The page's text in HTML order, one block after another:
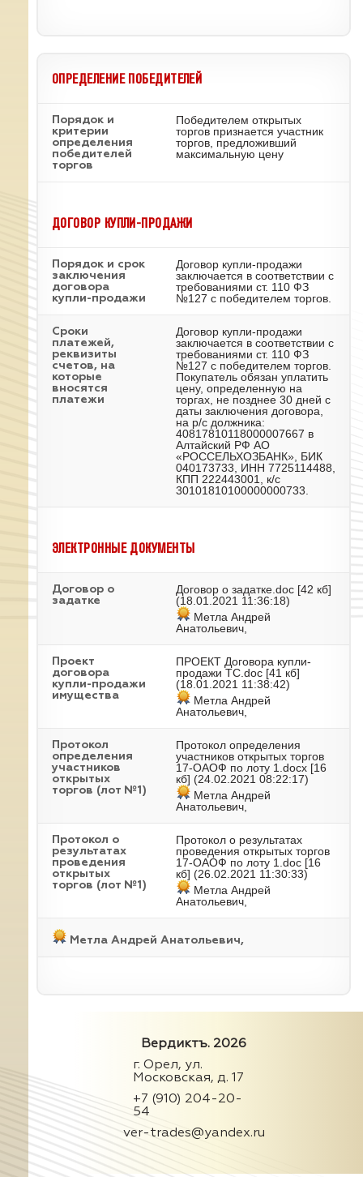
ОПРЕДЕЛЕНИЕ ПОБЕДИТЕЛЕЙ
Порядок и
критерии
определения
победителей
торгов
Победителем открытых
торгов признается участник
торгов, предложивший
максимальную цену
ДОГОВОР КУПЛИ-ПРОДАЖИ
Порядок и срок
заключения
договора
купли-продажи
Договор купли-продажи
заключается в соответствии с
требованиями ст. 110 ФЗ
№127 с победителем торгов.
Сроки
платежей,
реквизиты
счетов, на
которые
вносятся
платежи
Договор купли-продажи
заключается в соответствии с
требованиями ст. 110 ФЗ
№127 с победителем торгов.
Покупатель обязан уплатить
цену, определенную на
торгах, не позднее 30 дней с
даты заключения договора,
на р/с должника:
40817810118000007667 в
Алтайский РФ АО
«РОССЕЛЬХОЗБАНК», БИК
040173733, ИНН 7725114488,
КПП 222443001, к/с
30101810100000000733.
ЭЛЕКТРОННЫЕ ДОКУМЕНТЫ
Договор о
задатке
Договор о задатке.doc [42 кб]
(18.01.2021 11:36:18)
Метла Андрей
Анатольевич,
Проект
договора
купли-продажи
имущества
ПРОЕКТ Договора купли-
продажи ТС.doc [41 кб]
(18.01.2021 11:38:42)
Метла Андрей
Анатольевич,
Протокол
определения
участников
открытых
торгов (лот №1)
Протокол определения
участников открытых торгов
17-ОАОФ по лоту 1.docx [16
кб] (24.02.2021 08:22:17)
Метла Андрей
Анатольевич,
Протокол о
результатах
проведения
открытых
торгов (лот №1)
Протокол о результатах
проведения открытых торгов
17-ОАОФ по лоту 1.doc [16
кб] (26.02.2021 11:30:33)
Метла Андрей
Анатольевич,
Метла Андрей Анатольевич,
Вердиктъ. 2026
г. Орел, ул.
Московская, д. 17
+7 (910) 204-20-
54
ver-trades@yandex.ru